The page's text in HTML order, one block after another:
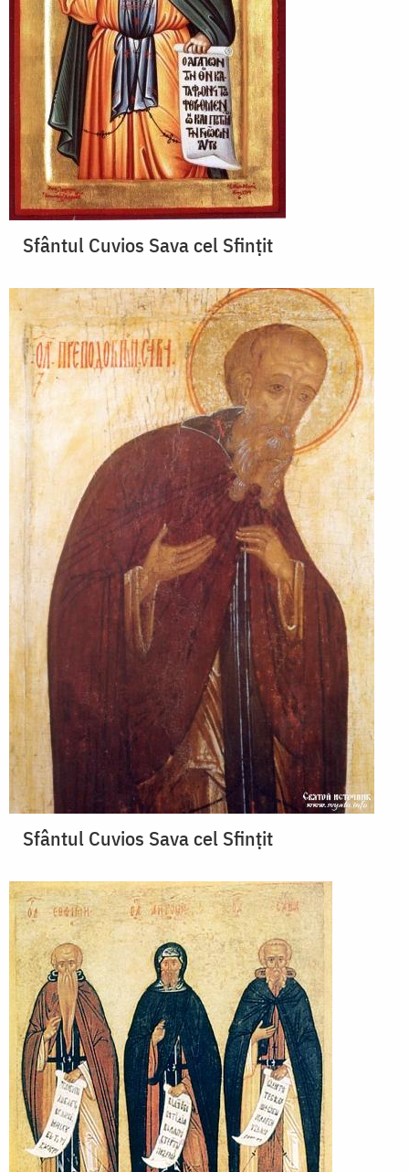
Sfântul Cuvios Sava cel Sfințit
Sfântul Cuvios Sava cel Sfințit